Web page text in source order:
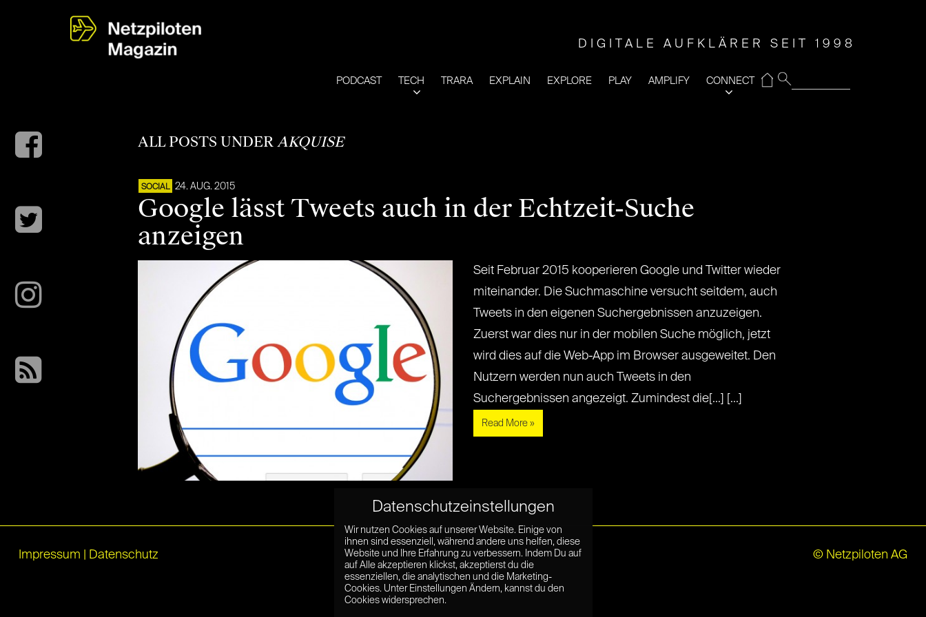
DIGITALE AUFKLÄRER SEIT 1998
PODCAST TECH TRARA EXPLAIN EXPLORE PLAY AMPLIFY CONNECT
⌂
ALL POSTS UNDERAKQUISE
SOCIAL 24. AUG. 2015
Google lässt Tweets auch in der Echtzeit-Suche
anzeigen
Seit Februar 2015 kooperieren Google und Twitter wieder
miteinander. Die Suchmaschine versucht seitdem, auch
Tweets in den eigenen Suchergebnissen anzuzeigen.
Zuerst war dies nur in der mobilen Suche möglich, jetzt
wird dies auf die Web-App im Browser ausgeweitet. Den
Nutzern werden nun auch Tweets in den
Suchergebnissen angezeigt. Zumindest die[...] [...]
Read More »
Impressum Datenschutz © Netzpiloten AG
Datenschutzeinstellungen
Wir nutzen Cookies auf unserer Website. Einige von
ihnen sind essenziell, während andere uns helfen, diese
Website und Ihre Erfahrung zu verbessern. Indem Du auf
auf Alle akzeptieren klickst, akzeptierst du die
essenziellen, die analytischen und die Marketing-
Cookies. Unter Einstellungen Ändern, kannst du den
Cookies widersprechen.